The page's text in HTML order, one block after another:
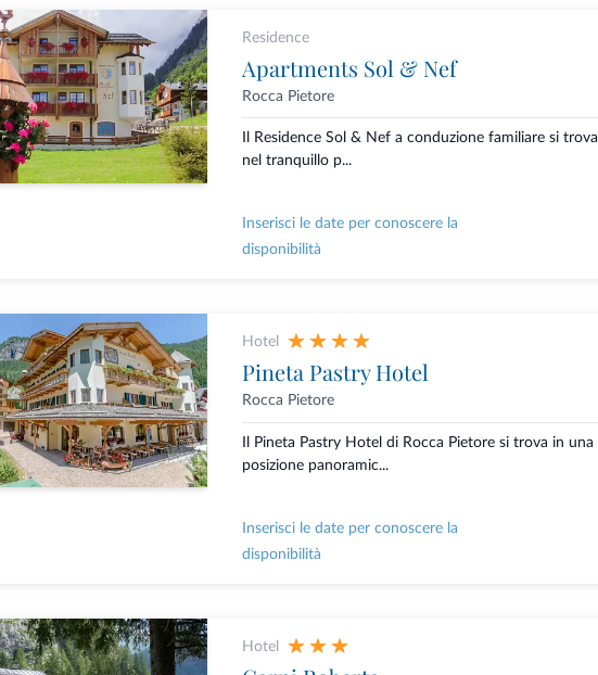
Residence
Apartments Sol & Nef
Rocca Pietore
Il Residence Sol & Nef a conduzione familiare si trova
nel tranquillo p...
Inserisci le date per conoscere la
disponibilità
Hotel
Pineta Pastry Hotel
Rocca Pietore
Il Pineta Pastry Hotel di Rocca Pietore si trova in una
posizione panoramic...
Inserisci le date per conoscere la
disponibilità
Hotel